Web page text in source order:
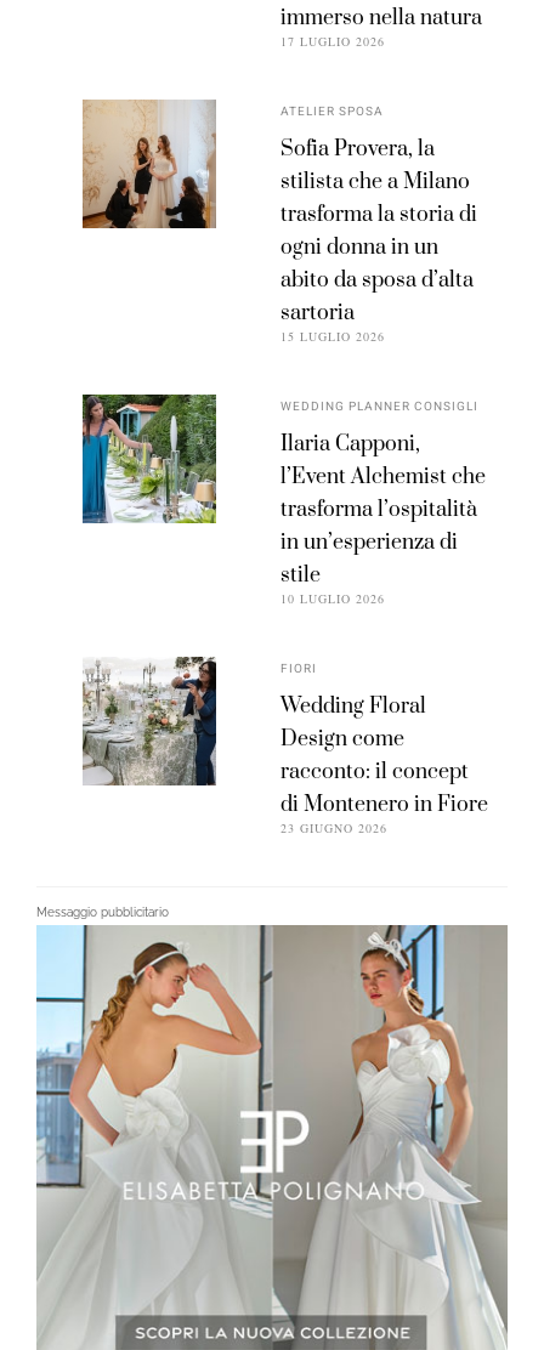
immerso nella natura
17 LUGLIO 2026
ATELIER SPOSA
Sofia Provera, la
stilista che a Milano
trasforma la storia di
ogni donna in un
abito da sposa d’alta
sartoria
15 LUGLIO 2026
WEDDING PLANNER CONSIGLI
Ilaria Capponi,
l’Event Alchemist che
trasforma l’ospitalità
in un’esperienza di
stile
10 LUGLIO 2026
FIORI
Wedding Floral
Design come
racconto: il concept
di Montenero in Fiore
23 GIUGNO 2026
Messaggio pubblicitario